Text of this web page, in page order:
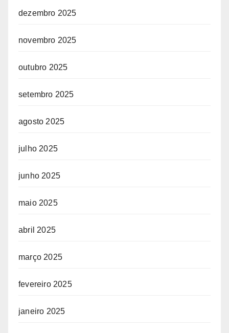
dezembro 2025
novembro 2025
outubro 2025
setembro 2025
agosto 2025
julho 2025
junho 2025
maio 2025
abril 2025
março 2025
fevereiro 2025
janeiro 2025